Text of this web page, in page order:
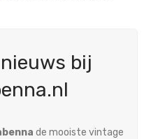
bij
de mooiste vintage